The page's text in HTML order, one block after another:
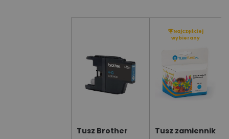
Tusz Brother
Najczęściej
wybierany
Tusz zamiennik